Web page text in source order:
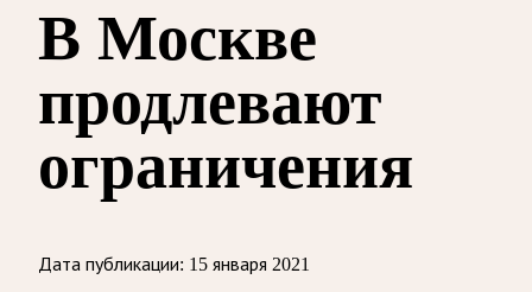
В Москве
продлевают
ограничения
Дата публикации: 15 января 2021